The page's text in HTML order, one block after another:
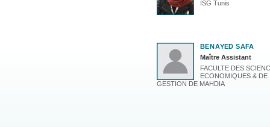
ISG Tunis
BENAYED SAFA
Maître Assistant
FACULTE DES
ECONOMIQUES & DE
GESTION DE MAHDIA